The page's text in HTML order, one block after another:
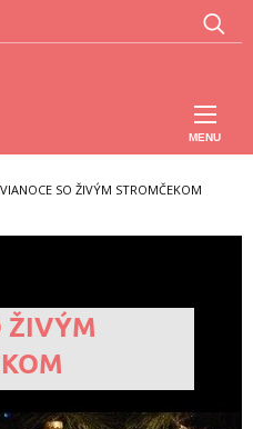
MENU
CURRENT:
VIANOCE SO ŽIVÝM STROMČEKOM
ŽIVÝM